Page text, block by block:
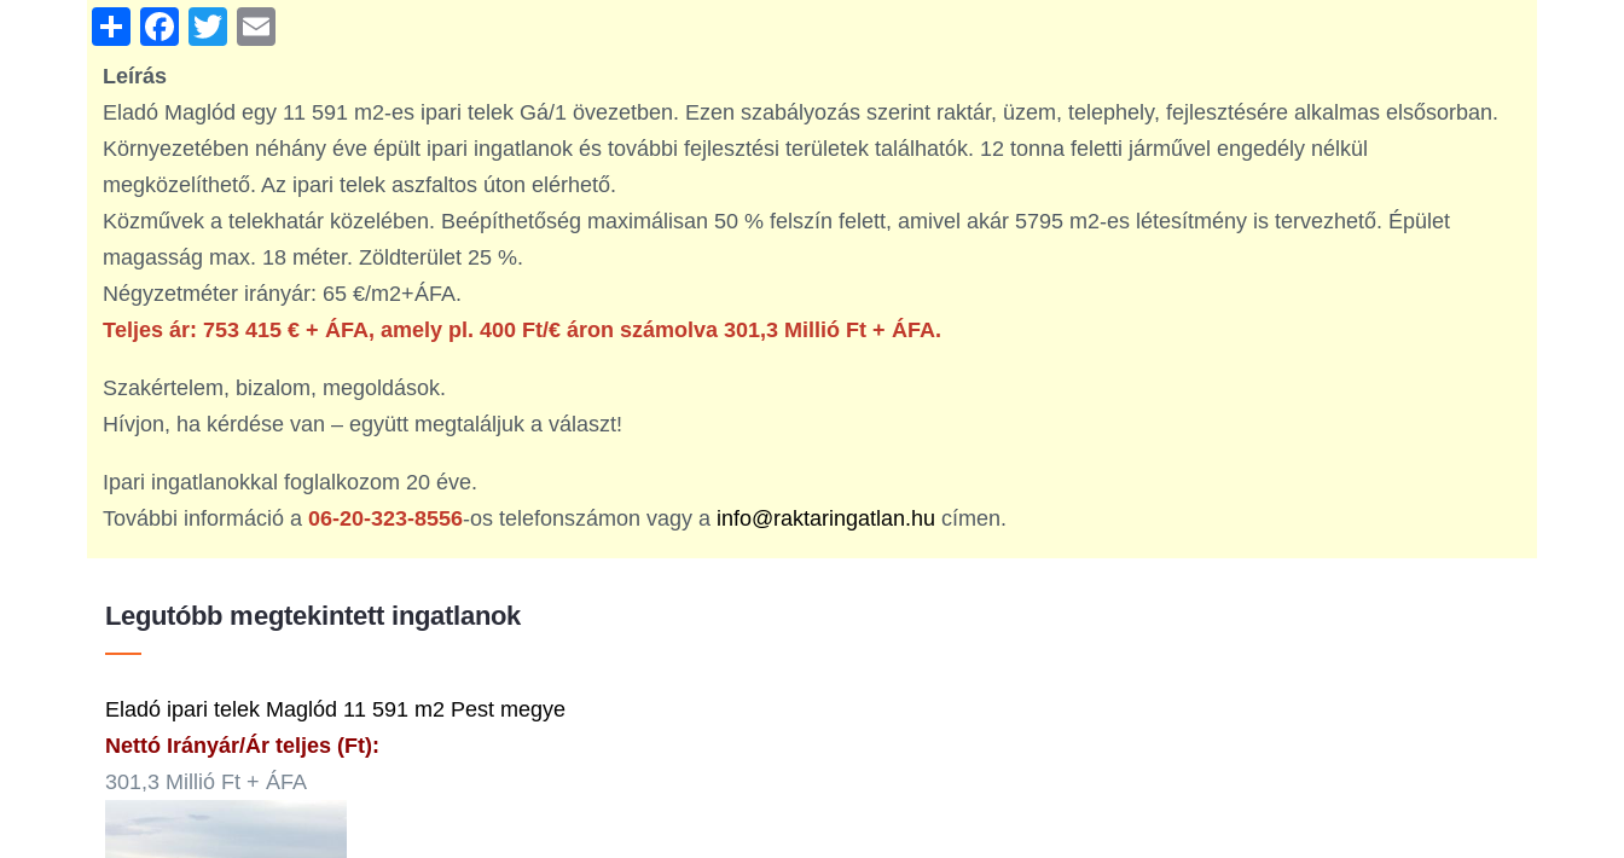
ShareFacebook
Twitter
Leírás
Eladó Maglód egy 11 591 m2-es ipari telek Gá/1 övezetben. Ezen szabályozás szerint raktár, üzem, telephely, fejlesztésére alkalmas elsősorban.
Környezetében néhány éve épült ipari ingatlanok és további fejlesztési területek találhatók. 12 tonna feletti járművel engedély nélkül
megközelíthető. Az ipari telek aszfaltos úton elérhető.
Közművek a telekhatár közelében. Beépíthetőség maximálisan 50 % felszín felett, amivel akár 5795 m2-es létesítmény is tervezhető. Épület
magasság max. 18 méter. Zöldterület 25 %.
Négyzetméter irányár: 65 €/m2+ÁFA.
Teljes ár: 753 415 € + ÁFA, amely pl. 400 Ft/€ áron számolva 301,3 Millió Ft + ÁFA.
Szakértelem, bizalom, megoldások.
Hívjon, ha kérdése van – együtt megtaláljuk a választ!
Ipari ingatlanokkal foglalkozom 20 éve.
További információ a 06-20-323-8556-os telefonszámon vagy a info@raktaringatlan.hu címen.
Legutóbb megtekintett ingatlanok
Eladó ipari telek Maglód 11 591 m2 Pest megye
Nettó Irányár/Ár teljes (Ft):
301,3 Millió Ft + ÁFA